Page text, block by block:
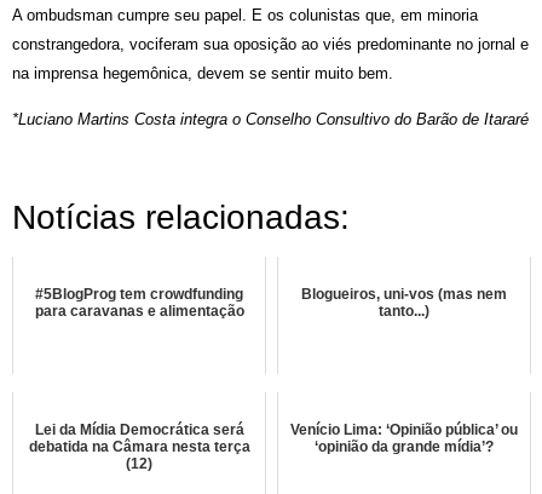
A ombudsman cumpre seu papel. E os colunistas que, em minoria
constrangedora, vociferam sua oposição ao viés predominante no jornal e
na imprensa hegemônica, devem se sentir muito bem.
*Luciano Martins Costa integra o Conselho Consultivo do Barão de Itararé
Notícias relacionadas:
#5BlogProg tem crowdfunding
para caravanas e alimentação
Blogueiros, uni-vos (mas nem
tanto...)
Lei da Mídia Democrática será
debatida na Câmara nesta terça
(12)
Venício Lima: ‘Opinião pública’ ou
‘opinião da grande mídia’?